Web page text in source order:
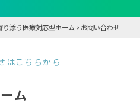
り添う医療対応型ホーム > お問い合わせ
はこちらから
ム